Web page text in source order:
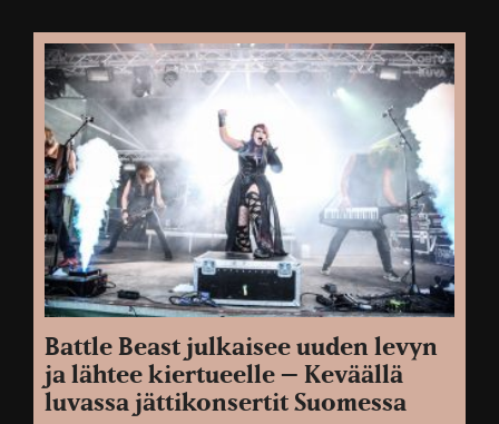
Battle Beast julkaisee uuden levyn
ja lähtee kiertueelle – Keväällä
luvassa jättikonsertit Suomessa